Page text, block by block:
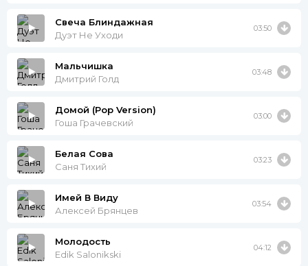
Свеча Блиндажная
Дуэт Не Уходи
03:50
Мальчишка
Дмитрий Голд
03:48
Домой (Pop Version)
Гоша Грачевский
03:00
Белая Сова
Саня Тихий
03:23
Имей В Виду
Алексей Брянцев
03:54
Молодость
Edik Salonikski
04:12